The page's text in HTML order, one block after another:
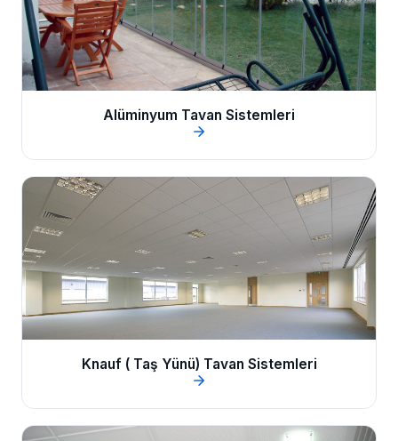
Alüminyum Tavan Sistemleri
Knauf ( Taş Yünü) Tavan Sistemleri